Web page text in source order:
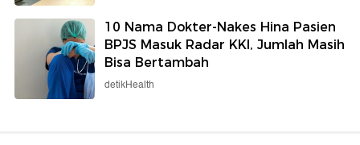
10 Nama Dokter-Nakes Hina Pasien
BPJS Masuk Radar KKI, Jumlah Masih
Bisa Bertambah
detikHealth